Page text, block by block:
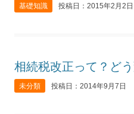
基礎知識 投稿日：2015年2月2日
相続税改正って？ど
未分類 投稿日：2014年9月7日